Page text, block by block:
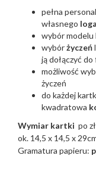
pełna
własnego loga
wybór
wybórżyczeń
ją dołączyć
możliwość
życzeń
do każdej
kwadratowa
Wymiar kartki po
ok. 14,5 x 14,5 x
Gramatura papieru: